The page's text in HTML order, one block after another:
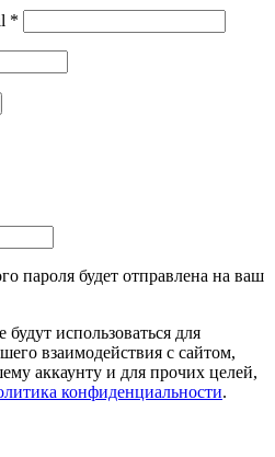
*
пароля будет отправлена ​​на ваш
использоваться для
взаимодействия с сайтом,
аккаунту и для прочих целей,
конфиденциальности.